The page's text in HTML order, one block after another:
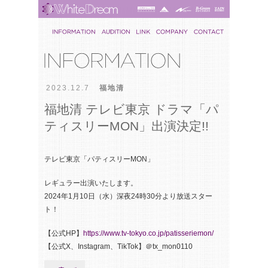
2023.12.7 福地清
福地清 テレビ東京 ドラマ「パ
ティスリーMON」出演決定!!
テレビ東京「パティスリーMON」
レギュラー出演いたします。
2024年1月10日（水）深夜24時30分より放送スター
ト！
【公式HP】
https://www.tv-tokyo.co.jp/patisseriemon/
【公式X、Instagram、TikTok】＠tx_mon0110